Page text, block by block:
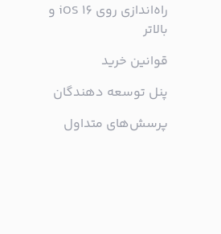
راه‌اندازی روی iOS 16 و
بالاتر
قوانین خرید
پنل توسعه دهندگان
پرسش‌های متداول